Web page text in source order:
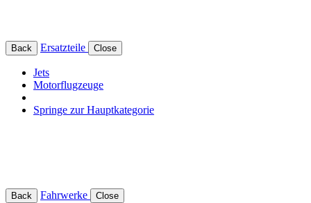
Back Ersatzteile Close
Jets
Motorflugzeuge
Springe zur Hauptkategorie
Back Fahrwerke Close